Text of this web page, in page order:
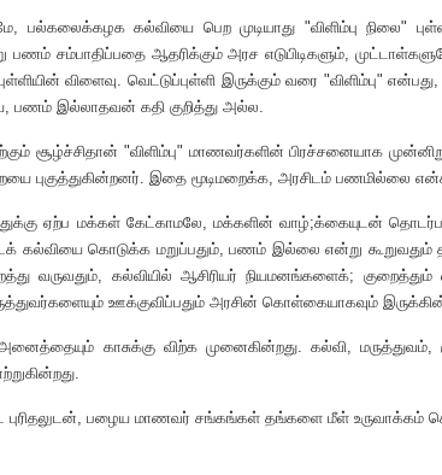
பல்கலைக்கழக கல்வியை பெற முடியாது "விளிம்பு நிலை"
சம்பாதிப்பதை ஆதரிக்கும் அரச எடுபிடிகளும்,
விளைவு. வெட்டுப்புள்ளி இருக்கும் வரை "விளிம்பு"
பணம் இல்லாதவன் கதி குறித்து அல்ல.
சூழ்ச்சிதான் "விளிம்பு" மாணவர்களின் பிரச்சனையாக
புகுத்துகின்றனர். இதை மூடிமறைக்க, அரசிடம் பணமில்லை
ஏற்ப மக்கள் கேட்காமலே, மக்களின் வாழ்;க்கையுடன்
கொடுக்க மறுப்பதும், பணம் இல்லை என்று கூறுவதும்
வருவதும், கல்வியில் ஆசிரியர் நியமனங்களைக்;
ஊக்குவிப்பதும் அரசின் கொள்கையாகவும்
காசுக்கு விற்க முனைகின்றது. கல்வி,
புரிதலுடன், பழைய மாணவர் சங்கங்கள் தங்களை மீள் உருவாக்கம்